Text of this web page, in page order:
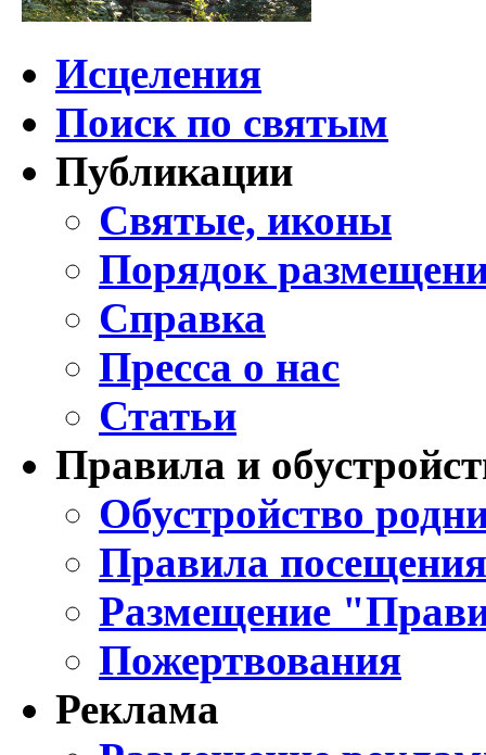
Исцеления
Поиск по святым
Публикации
Святые, иконы
Порядок
Справка
Пресса о нас
Статьи
Правила и
Обустройство
Правила
Размещение
Пожертвования
Реклама